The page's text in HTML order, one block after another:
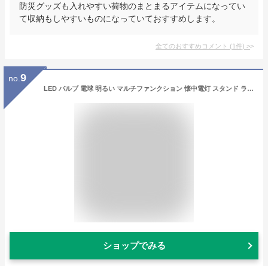
防災グッズも入れやすい荷物のまとまるアイテムになってい
て収納もしやすいものになっていておすすめします。
全てのおすすめコメント (1件) >
no. 9
LED バルブ 電球 明るい マルチファンクション 懐中電灯 スタンド ライト ランプ 口金 E27 ホワイト ゴールド 電球色 充電式 リモコン付 屋内用 停電 防災 非常灯 スタンドライト スタンドランプ 高輝度ライト 電飾 飾付け ハンディ 持ち運び 防災グッズ かわいい おしゃれ
ショップでみる